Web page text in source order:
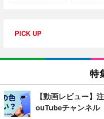
PICK UP
特
【動画レビュー】
ouTubeチャンネル